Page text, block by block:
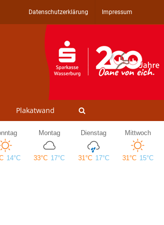
Datenschutzerklärung Impressum
Plakatwand